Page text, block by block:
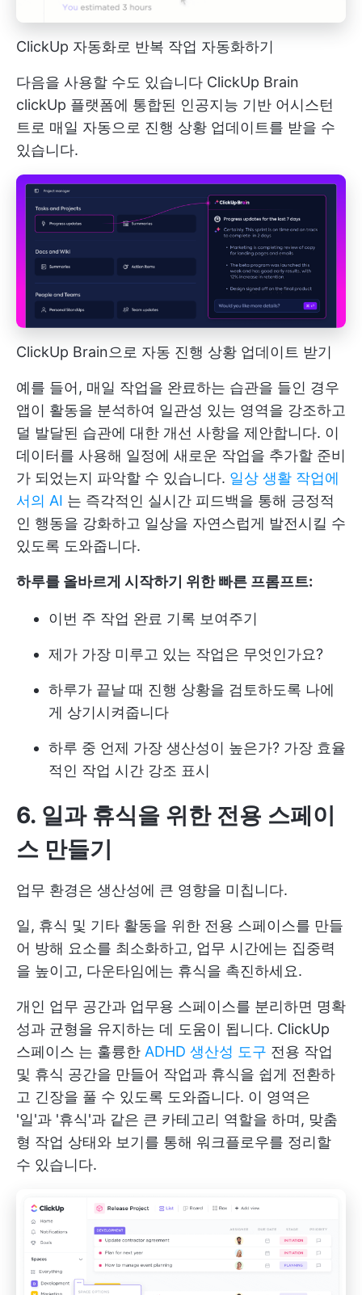
ClickUp 자동화로 반복 작업 자동화하기
다음을 사용할 수도 있습니다 ClickUp Brain
clickUp 플랫폼에 통합된 인공지능 기반 어시스턴
트로 매일 자동으로 진행 상황 업데이트를 받을 수
있습니다.
ClickUp Brain으로 자동 진행 상황 업데이트 받기
예를 들어, 매일 작업을 완료하는 습관을 들인 경우
앱이 활동을 분석하여 일관성 있는 영역을 강조하고
덜 발달된 습관에 대한 개선 사항을 제안합니다. 이
데이터를 사용해 일정에 새로운 작업을 추가할 준비
가 되었는지 파악할 수 있습니다. 일상 생활 작업에
서의 AI 는 즉각적인 실시간 피드백을 통해 긍정적
인 행동을 강화하고 일상을 자연스럽게 발전시킬 수
있도록 도와줍니다.
하루를 올바르게 시작하기 위한 빠른 프롬프트:
이번 주 작업 완료 기록 보여주기
제가 가장 미루고 있는 작업은 무엇인가요?
하루가 끝날 때 진행 상황을 검토하도록 나에
게 상기시켜줍니다
하루 중 언제 가장 생산성이 높은가? 가장 효율
적인 작업 시간 강조 표시
6. 일과 휴식을 위한 전용 스페이
스 만들기
업무 환경은 생산성에 큰 영향을 미칩니다.
일, 휴식 및 기타 활동을 위한 전용 스페이스를 만들
어 방해 요소를 최소화하고, 업무 시간에는 집중력
을 높이고, 다운타임에는 휴식을 촉진하세요.
개인 업무 공간과 업무용 스페이스를 분리하면 명확
성과 균형을 유지하는 데 도움이 됩니다. ClickUp
스페이스 는 훌륭한 ADHD 생산성 도구 전용 작업
및 휴식 공간을 만들어 작업과 휴식을 쉽게 전환하
고 긴장을 풀 수 있도록 도와줍니다. 이 영역은
'일'과 '휴식'과 같은 큰 카테고리 역할을 하며, 맞춤
형 작업 상태와 보기를 통해 워크플로우를 정리할
수 있습니다.